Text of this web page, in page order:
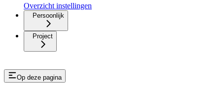
Overzicht instellingen
Persoonlijk
Project
Op deze pagina